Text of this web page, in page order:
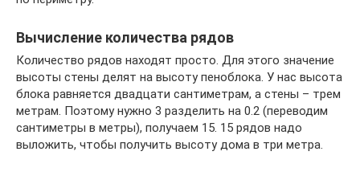
Вычисление количества рядов
Количество рядов находят просто. Для этого значение
высоты стены делят на высоту пеноблока. У нас высота
блока равняется двадцати сантиметрам, а стены – трем
метрам. Поэтому нужно 3 разделить на 0.2 (переводим
сантиметры в метры), получаем 15. 15 рядов надо
выложить, чтобы получить высоту дома в три метра.